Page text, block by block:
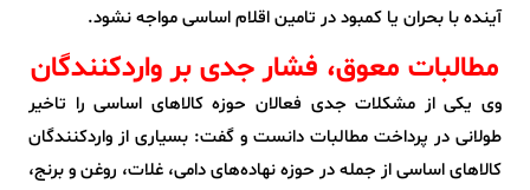
آینده با بحران یا کمبود در تامین اقلام اساسی مواجه نشود.
مطالبات معوق، فشار جدی بر واردکنندگان
وی یکی از مشکلات جدی فعالان حوزه کالاهای اساسی را تاخیر
طولانی در پرداخت مطالبات دانست و گفت: بسیاری از واردکنندگان
کالاهای اساسی از جمله در حوزه نهاده‌های دامی، غلات، روغن و برنج،